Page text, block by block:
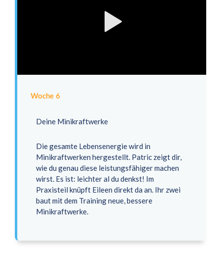
Woche 6
Deine Minikraftwerke
Die gesamte Lebensenergie wird in
Minikraftwerken hergestellt. Patric zeigt dir,
wie du genau diese leistungsfähiger machen
wirst. Es ist: leichter al du denkst! Im
Praxisteil knüpft Eileen direkt da an. Ihr zwei
baut mit dem Training neue, bessere
Minikraftwerke.